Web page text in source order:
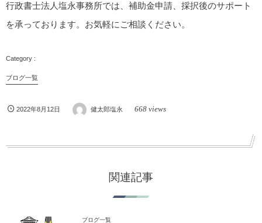
行政書士法人塩永事務所では、補助金申請、採択後のサポート
を承っております。お気軽にご相談ください。
ブログ一覧
2022年8月12日 健太郎塩永 668 views
関連記事
ブログ一覧